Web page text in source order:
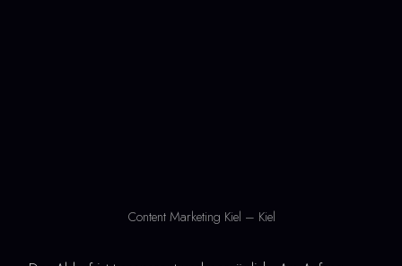
Content Marketing Kiel – Kiel